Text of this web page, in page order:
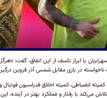
با ابراز تاسف از این اتفاق، گفت:
در بازی مقابل شمس آذر قزوین
کمیته انضباطی، کمیته اخلاق فدراسیون
می‌کند با رفتار و عملکرد بهتر در آینده،